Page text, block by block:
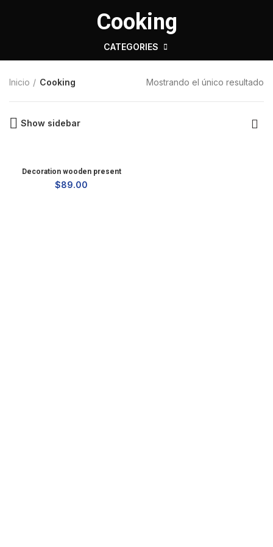
Cooking
CATEGORIES
Inicio Cooking Mostrando el único resultado
Show sidebar
Decoration wooden present
$89.00